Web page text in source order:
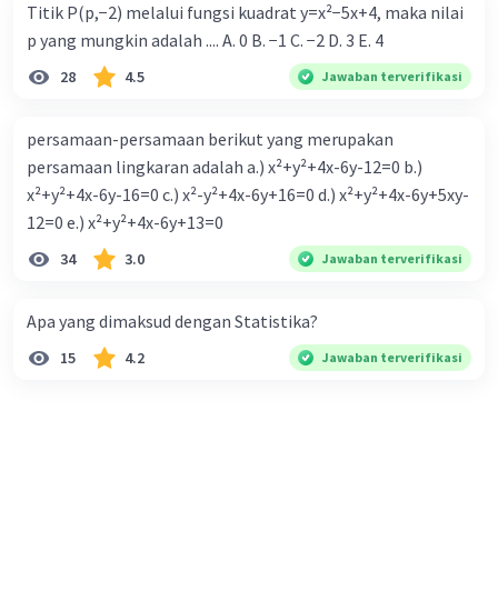
Titik P(p,−2) melalui fungsi kuadrat y=x²−5x+4, maka nilai
p yang mungkin adalah .... A. 0 B. −1 C. −2 D. 3 E. 4
28 4.5 Jawaban terverifikasi
persamaan-persamaan berikut yang merupakan
persamaan lingkaran adalah a.) x²+y²+4x-6y-12=0 b.)
x²+y²+4x-6y-16=0 c.) x²-y²+4x-6y+16=0 d.) x²+y²+4x-6y+5xy-
12=0 e.) x²+y²+4x-6y+13=0
34 3.0 Jawaban terverifikasi
Apa yang dimaksud dengan Statistika?
15 4.2 Jawaban terverifikasi